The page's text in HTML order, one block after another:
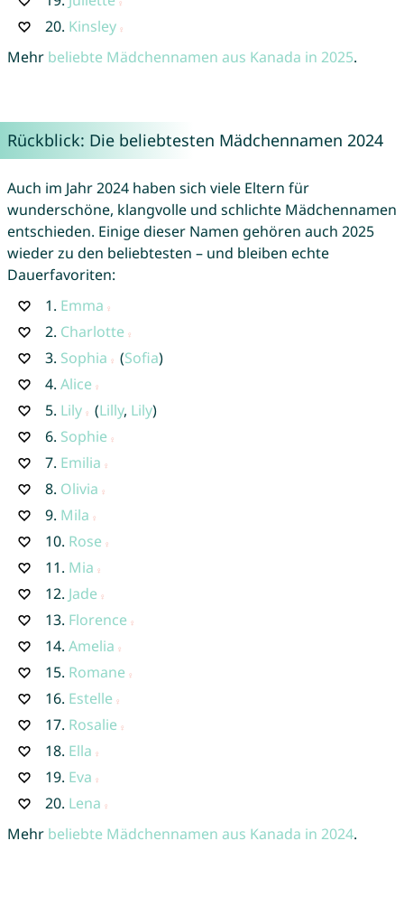
20. Kinsley
Mehr beliebte Mädchennamen aus Kanada in 2025.
Rückblick: Die beliebtesten Mädchennamen 2024
Auch im Jahr 2024 haben sich viele Eltern für
wunderschöne, klangvolle und schlichte Mädchennamen
entschieden. Einige dieser Namen gehören auch 2025
wieder zu den beliebtesten – und bleiben echte
Dauerfavoriten:
1. Emma
2. Charlotte
3. Sophia (Sofia)
4. Alice
5. Lily (Lilly, Lily)
6. Sophie
7. Emilia
8. Olivia
9. Mila
10. Rose
11. Mia
12. Jade
13. Florence
14. Amelia
15. Romane
16. Estelle
17. Rosalie
18. Ella
19. Eva
20. Lena
Mehr beliebte Mädchennamen aus Kanada in 2024.